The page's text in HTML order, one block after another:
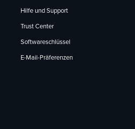
Hilfe und Support
Trust Center
Softwareschlüssel
E-Mail-Präferenzen